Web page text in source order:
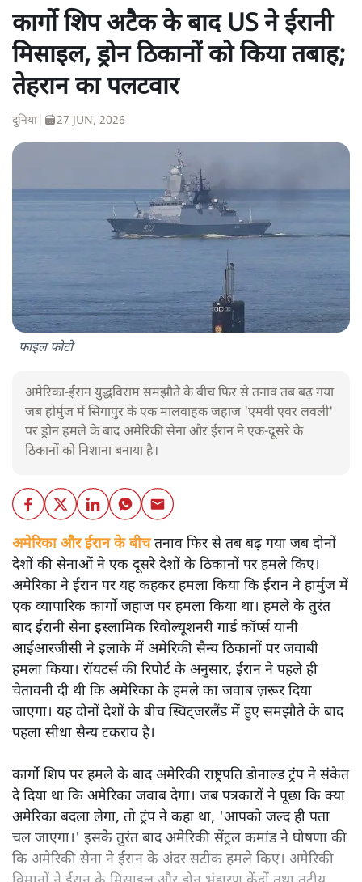
कार्गो शिप अटैक के बाद US ने ईरानी
मिसाइल, ड्रोन ठिकानों को किया तबाह;
तेहरान का पलटवार
दुनिया 27 JUN, 2026
फाइल फोटो
अमेरिका-ईरान युद्धविराम समझौते के बीच फिर से तनाव तब बढ़ गया
जब होर्मुज में सिंगापुर के एक मालवाहक जहाज 'एमवी एवर लवली'
पर ड्रोन हमले के बाद अमेरिकी सेना और ईरान ने एक-दूसरे के
ठिकानों को निशाना बनाया है।
अमेरिका और ईरान के बीचतनाव फिर से तब बढ़ गया जब दोनों
देशों की सेनाओं ने एक दूसरे देशों के ठिकानों पर हमले किए।
अमेरिका ने ईरान पर यह कहकर हमला किया कि ईरान ने हार्मुज में
एक व्यापारिक कार्गो जहाज पर हमला किया था। हमले के तुरंत
बाद ईरानी सेना इस्लामिक रिवोल्यूशनरी गार्ड कॉर्प्स यानी
आईआरजीसी ने इलाके में अमेरिकी सैन्य ठिकानों पर जवाबी
हमला किया। रॉयटर्स की रिपोर्ट के अनुसार, ईरान ने पहले ही
चेतावनी दी थी कि अमेरिका के हमले का जवाब ज़रूर दिया
जाएगा। यह दोनों देशों के बीच स्विट्जरलैंड में हुए समझौते के बाद
पहला सीधा सैन्य टकराव है।
कार्गो शिप पर हमले के बाद अमेरिकी राष्ट्रपति डोनाल्ड ट्रंप ने संकेत
दे दिया था कि अमेरिका जवाब देगा। जब पत्रकारों ने पूछा कि क्या
अमेरिका बदला लेगा, तो ट्रंप ने कहा था, 'आपको जल्द ही पता
चल जाएगा।' इसके तुरंत बाद अमेरिकी सेंट्रल कमांड ने घोषणा की
कि अमेरिकी सेना ने ईरान के अंदर सटीक हमले किए। अमेरिकी